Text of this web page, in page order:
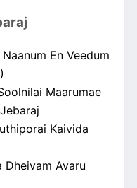
En Veedum
Maarumae
Kaivida
Avaru